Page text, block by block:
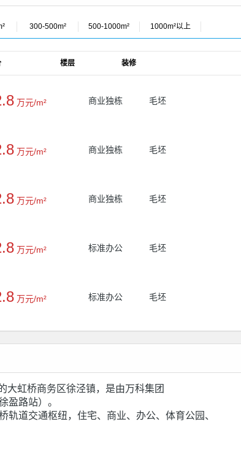
300-500m² 500-1000m² 1000m²以上
楼层 装修
万元/m² 商业独栋 毛坯
万元/m² 商业独栋 毛坯
万元/m² 商业独栋 毛坯
万元/m² 标准办公 毛坯
万元/m² 标准办公 毛坯
大虹桥商务区徐泾镇，是由万科集团
盈路站）。
道交通枢纽，住宅、商业、办公、体育公园、